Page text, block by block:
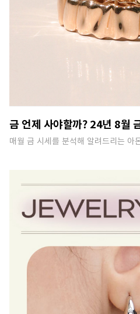
금 언제 사야할까? 24년 8월
매월 금 시세를 분석해 알려드리는 아